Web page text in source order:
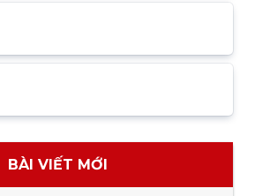
BÀI VIẾT MỚI